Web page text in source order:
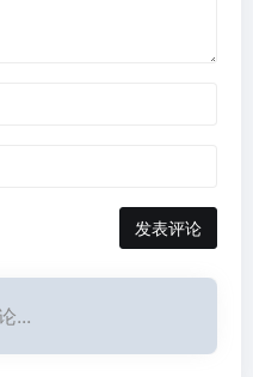
发表评论
...